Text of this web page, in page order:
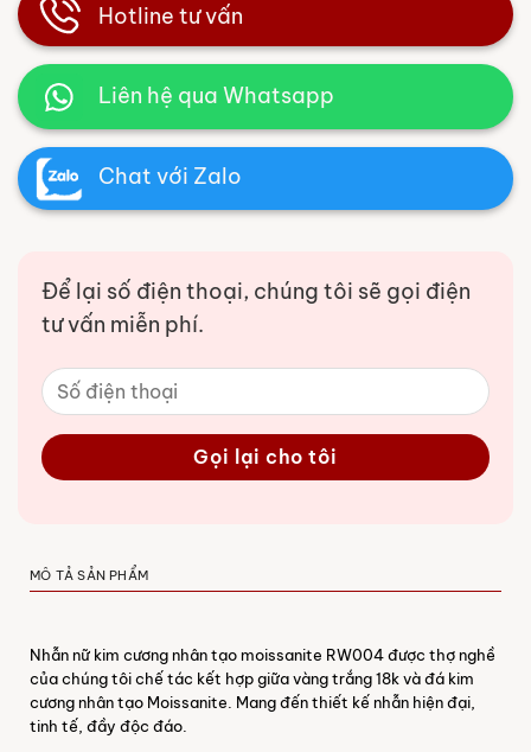
Hotline tư vấn
Liên hệ qua Whatsapp
Chat với Zalo
Để lại số điện thoại, chúng tôi sẽ gọi điện
tư vấn miễn phí.
MÔ TẢ SẢN PHẨM
Nhẫn nữ kim cương nhân tạo moissanite RW004 được thợ nghề
của chúng tôi chế tác kết hợp giữa vàng trắng 18k và đá kim
cương nhân tạo Moissanite. Mang đến thiết kế nhẫn hiện đại,
tinh tế, đầy độc đáo.